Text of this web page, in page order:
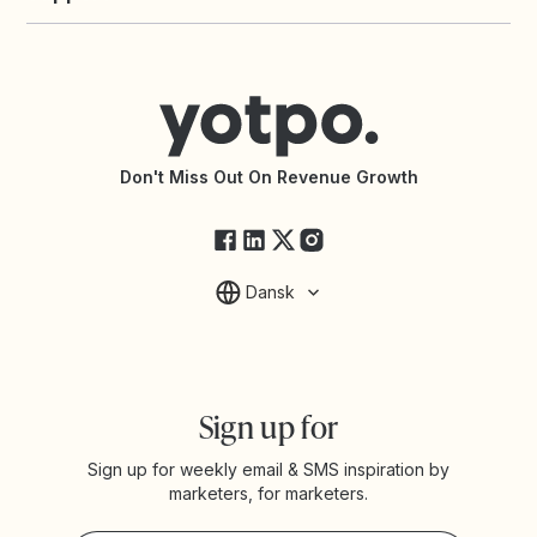
Accessibility Statement
API Documentation
Yotpo StatusDon't Miss Out On Revenue Growth
Dansk
Sign up for
Sign up for weekly email & SMS inspiration by
marketers, for marketers.